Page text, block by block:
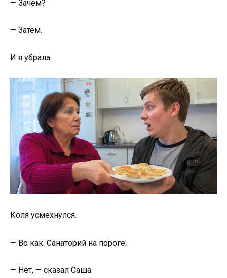
— Зачем?
— Затем.
И я убрала.
Коля усмехнулся.
— Во как. Санаторий на пороге.
— Нет, — сказал Саша.